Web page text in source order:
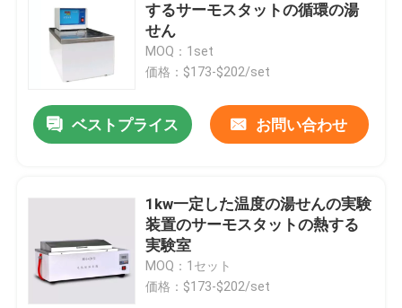
企業情報
するサーモスタットの循環の湯
せん
MOQ：1set
価格：$173-$202/set
ベストプライス お問い合わせ
1kw一定した温度の湯せんの実験
装置のサーモスタットの熱する
実験室
MOQ：1セット
価格：$173-$202/set